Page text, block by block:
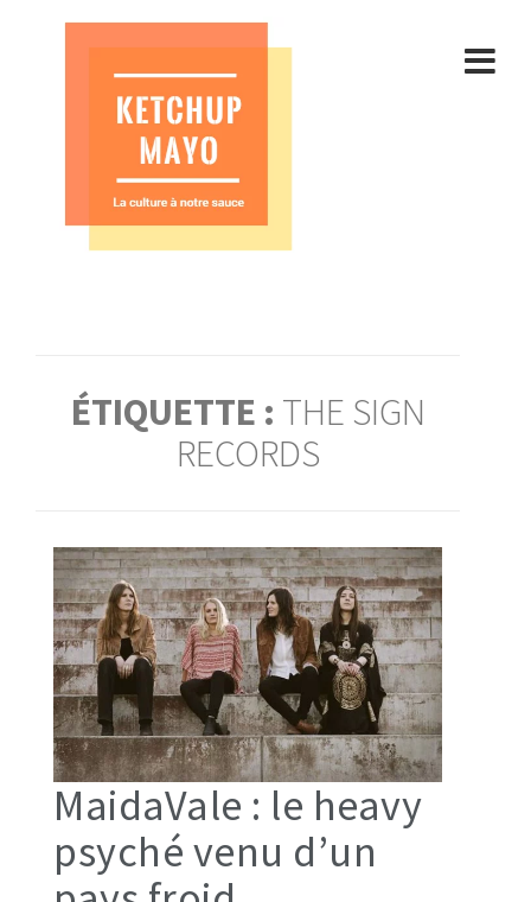
ÉTIQUETTE : THE SIGN
RECORDS
MaidaVale : le heavy
psyché venu d’un